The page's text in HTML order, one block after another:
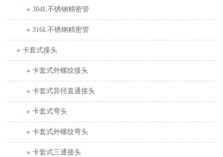
304L不锈钢精密管
316L不锈钢精密管
卡套式接头
卡套式外螺纹接头
卡套式异径直通接头
卡套式弯头
卡套式外螺纹弯头
卡套式三通接头